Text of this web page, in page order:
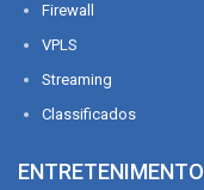
Firewall
VPLS
Streaming
Classificados
ENTRETENIMENTO